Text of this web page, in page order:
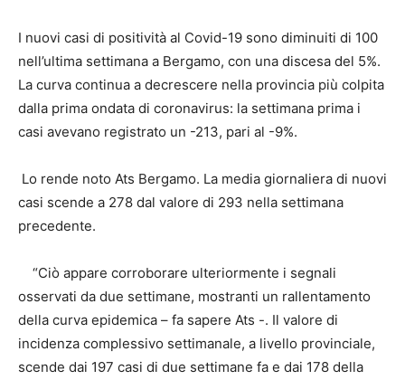
I nuovi casi di positività al Covid-19 sono diminuiti di 100
nell’ultima settimana a Bergamo, con una discesa del 5%.
La curva continua a decrescere nella provincia più colpita
dalla prima ondata di coronavirus: la settimana prima i
casi avevano registrato un -213, pari al -9%.
Lo rende noto Ats Bergamo. La media giornaliera di nuovi
casi scende a 278 dal valore di 293 nella settimana
precedente.
“Ciò appare corroborare ulteriormente i segnali
osservati da due settimane, mostranti un rallentamento
della curva epidemica – fa sapere Ats -. Il valore di
incidenza complessivo settimanale, a livello provinciale,
scende dai 197 casi di due settimane fa e dai 178 della